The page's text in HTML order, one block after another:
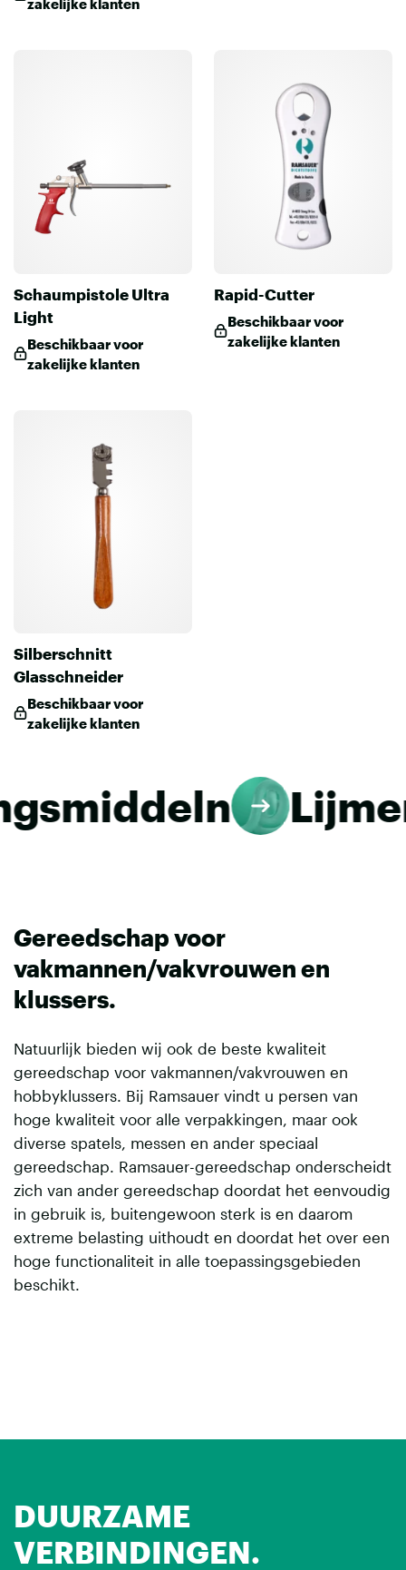
zakelijke klanten
Schaumpistole Ultra
Light
Beschikbaar voor
zakelijke klanten
Rapid-Cutter
Beschikbaar voor
zakelijke klanten
Silberschnitt
Glasschneider
Beschikbaar voor
zakelijke klanten
Lijmen
Gereedschap voor
vakmannen/vakvrouwen en
klussers.
Natuurlijk bieden wij ook de beste kwaliteit
gereedschap voor vakmannen/vakvrouwen en
hobbyklussers. Bij Ramsauer vindt u persen van
hoge kwaliteit voor alle verpakkingen, maar ook
diverse spatels, messen en ander speciaal
gereedschap. Ramsauer-gereedschap onderscheidt
zich van ander gereedschap doordat het eenvoudig
in gebruik is, buitengewoon sterk is en daarom
extreme belasting uithoudt en doordat het over een
hoge functionaliteit in alle toepassingsgebieden
beschikt.
DUURZAME
VERBINDINGEN.